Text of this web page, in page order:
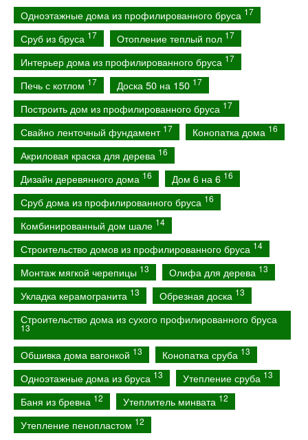
Одноэтажные дома из профилированного бруса 17
Сруб из бруса 17 Отопление теплый пол 17
Интерьер дома из профилированного бруса 17
Печь с котлом 17 Доска 50 на 150 17
Построить дом из профилированного бруса 17
Свайно ленточный фундамент 17 Конопатка дома 16
Акриловая краска для дерева 16
Дизайн деревянного дома 16 Дом 6 на 6 16
Сруб дома из профилированного бруса 16
Комбинированный дом шале 14
Строительство домов из профилированного бруса 14
Монтаж мягкой черепицы 13 Олифа для дерева 13
Укладка керамогранита 13 Обрезная доска 13
Строительство дома из сухого профилированного бруса
13
Обшивка дома вагонкой 13 Конопатка сруба 13
Одноэтажные дома из бруса 13 Утепление сруба 13
Баня из бревна 12 Утеплитель минвата 12
Утепление пенопластом 12